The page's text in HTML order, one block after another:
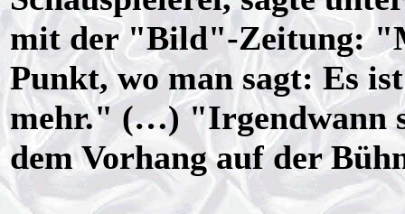
mit der "Bild"-Zeitung:
Punkt, wo man sagt: Es
mehr." (…) "Irgendwann
dem Vorhang auf der